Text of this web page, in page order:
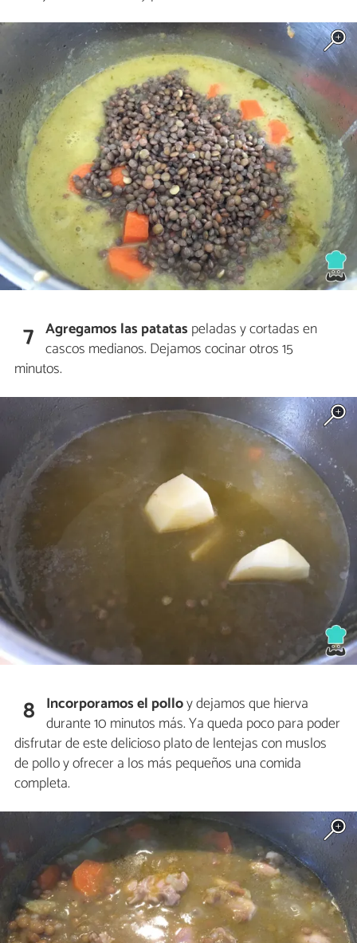
7 Agregamos las patatas peladas y cortadas en
cascos medianos. Dejamos cocinar otros 15
minutos.
8 Incorporamos el polloy dejamos que hierva
durante 10 minutos más. Ya queda poco para poder
disfrutar de este delicioso plato de lentejas con muslos
de pollo y ofrecer a los más pequeños una comida
completa.